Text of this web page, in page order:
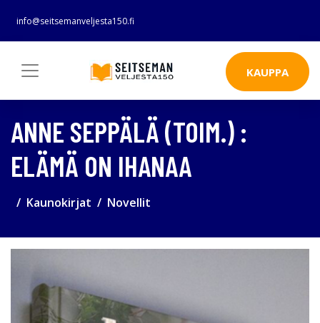
info@seitsemanveljesta150.fi
KAUPPA
ANNE SEPPÄLÄ (TOIM.) :
ELÄMÄ ON IHANAA
Kaunokirjat Novellit